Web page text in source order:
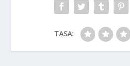
TASA: